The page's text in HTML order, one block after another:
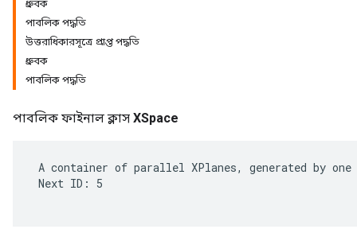
ধ্রুবক
পাবলিক পদ্ধতি
উত্তরাধিকারসূত্রে প্রাপ্ত পদ্ধতি
ধ্রুবক
পাবলিক পদ্ধতি
পাবলিক ফাইনাল ক্লাস XSpace
A container of parallel XPlanes, generated by
Next ID: 5